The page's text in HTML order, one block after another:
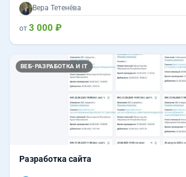
Вера Тетенёва
от 3 000 ₽
ВЕБ-РАЗРАБОТКА И IT
Разработка сайта